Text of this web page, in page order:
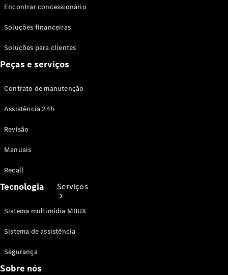
Test Drive
financeiros
para
Serviços
Encontrar concessionário
Soluções financeiras
Soluções para clientes
Peças e serviços
Contrato de manutenção
Assistência 24h
Revisão
Manuais
Recall
Tecnologia
Sistema multimídia MBUX
Sistema de assistência
Segurança
Sobre nós